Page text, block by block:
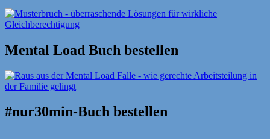
Mental Load Buch bestellen
#nur30min-Buch bestellen